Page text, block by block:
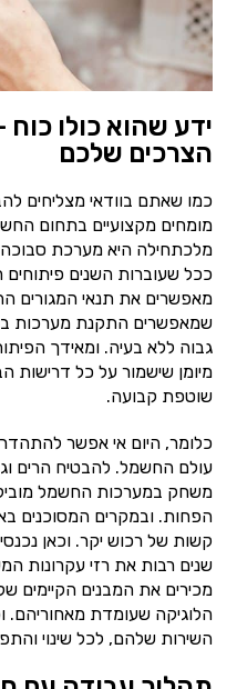
ידע שהוא כולו
הצרכים שלכם
כמו שאתם בוודאי מצליחים
מומחים מקצועיים בתחום
מלכתחילה היא מערכת
ככל שעוברות השנים פיתוחים
שמאפשרים התקנת מערכות
גבוה ללא בעיה. ומאידך
מיומן שישמור על כל דרישות
שוטפת קבועה.
כלומר, היום אי אפשר
עולם החשמל. להבטיח הרים
משחק במערכות החשמל מוביל
הפחות. ובמקרים המסוכנים
קשות של רכוש יקר. וכאן
שנים רבות את רזי עקרונות
מכירים את המבנים הקיימים
הלוגיקה שעומדת
השירות שלהם, לכל שינוי